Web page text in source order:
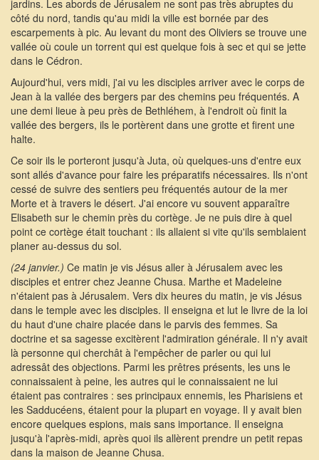
jardins. Les abords de Jérusalem ne sont pas très abruptes du
côté du nord, tandis qu'au midi la ville est bornée par des
escarpements à pic. Au levant du mont des Oliviers se trouve une
vallée où coule un torrent qui est quelque fois à sec et qui se jette
dans le Cédron.
Aujourd'hui, vers midi, j'ai vu les disciples arriver avec le corps de
Jean à la vallée des bergers par des chemins peu fréquentés. A
une demi lieue à peu près de Bethléhem, à l'endroit où finit la
vallée des bergers, ils le portèrent dans une grotte et firent une
halte.
Ce soir ils le porteront jusqu'à Juta, où quelques-uns d'entre eux
sont allés d'avance pour faire les préparatifs nécessaires. Ils n'ont
cessé de suivre des sentiers peu fréquentés autour de la mer
Morte et à travers le désert. J'ai encore vu souvent apparaître
Elisabeth sur le chemin près du cortège. Je ne puis dire à quel
point ce cortège était touchant : ils allaient si vite qu'ils semblaient
planer au-dessus du sol.
(24 janvier.) Ce matin je vis Jésus aller à Jérusalem avec les
disciples et entrer chez Jeanne Chusa. Marthe et Madeleine
n'étaient pas à Jérusalem. Vers dix heures du matin, je vis Jésus
dans le temple avec les disciples. Il enseigna et lut le livre de la loi
du haut d'une chaire placée dans le parvis des femmes. Sa
doctrine et sa sagesse excitèrent l'admiration générale. Il n'y avait
là personne qui cherchât à l'empêcher de parler ou qui lui
adressât des objections. Parmi les prêtres présents, les uns le
connaissaient à peine, les autres qui le connaissaient ne lui
étaient pas contraires : ses principaux ennemis, les Pharisiens et
les Sadducéens, étaient pour la plupart en voyage. Il y avait bien
encore quelques espions, mais sans importance. Il enseigna
jusqu'à l'après-midi, après quoi ils allèrent prendre un petit repas
dans la maison de Jeanne Chusa.